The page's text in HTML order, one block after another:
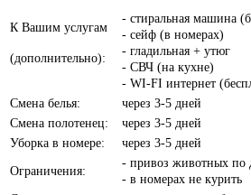
К Вашим услугам
(дополнительно):
- стиральная машина
- сейф (в номерах)
- гладильная + утюг
- СВЧ (на кухне)
- WI-FI интернет
Смена белья:
через 3-5 дней
Смена полотенец:
через 3-5 дней
Уборка в номере:
через 3-5 дней
Ограничения:
- привоз животных по
- в номерах не курить